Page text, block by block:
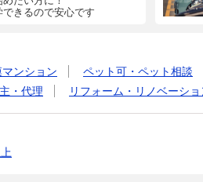
きるので安心です
マンション ペット可・ペット相談
・代理 リフォーム・リノベーシ